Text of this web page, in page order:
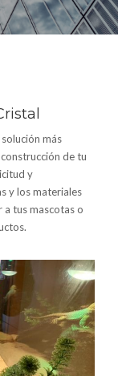
más
de tu
y
y los materiales
a tus mascotas o